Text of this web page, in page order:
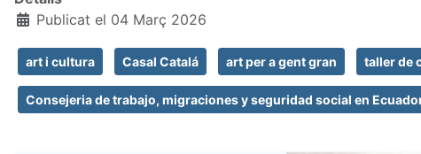
Publicat el 04 Març 2026
art i cultura Casal Catalá art per a gent gran taller de
Consejeria de trabajo, migraciones y seguridad social en